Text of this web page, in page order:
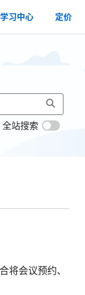
学习中心 定价
全站搜索
会议预约、